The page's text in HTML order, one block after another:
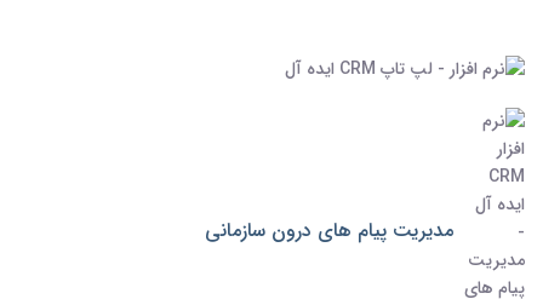
مدیریت پیام های درون سازمانی